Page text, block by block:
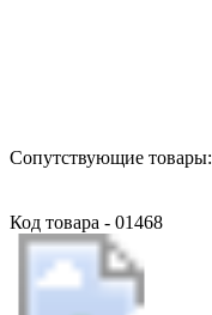
Сопутствующие товары:
Код товара - 01468